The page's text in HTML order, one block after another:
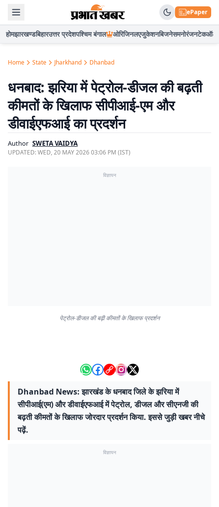
ePaper
होमझारखण्डबिहारउत्तर प्रदेशपश्चिम बंगाल ओरिजिनलएजुकेशनबिजनेसमनोरंजनटेकऑटो
Home State Jharkhand Dhanbad
धनबाद: झरिया में पेट्रोल-डीजल की बढ़ती
कीमतों के खिलाफ सीपीआई-एम और
डीवाईएफआई का प्रदर्शन
Author SWETA VAIDYA
UPDATED:WED, 20 MAY 2026 03:06 PM (IST)
विज्ञापन
पेट्रोल-डीजल की बढ़ी कीमतों के खिलाफ प्रदर्शन
Dhanbad News: झारखंड के धनबाद जिले के झरिया में
सीपीआई(एम) और डीवाईएफआई में पेट्रोल, डीजल और सीएनजी की
बढ़ती कीमतों के खिलाफ जोरदार प्रदर्शन किया. इससे जुड़ी खबर नीचे
पढ़ें.
विज्ञापन